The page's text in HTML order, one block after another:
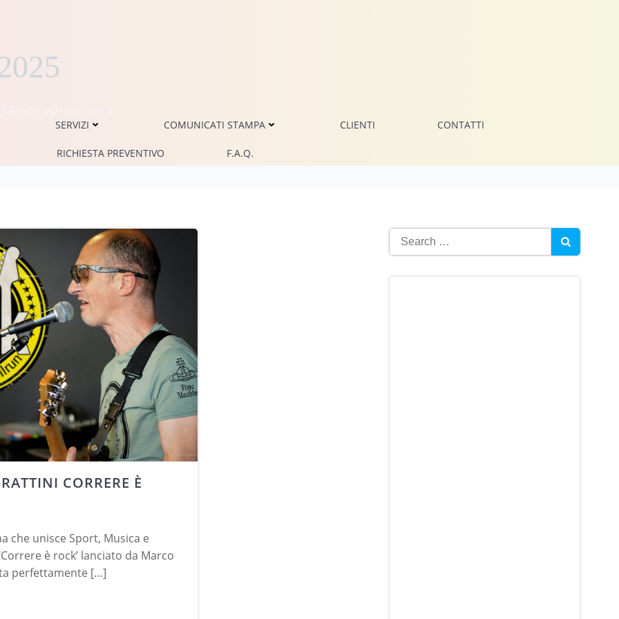
SERVIZI COMUNICATI STAMPA CLIENTI CONTATTI
RICHIESTA PREVENTIVO F.A.Q.
CORRERE È
che unisce Sport, Musica e
è rock’ lanciato da Marco
perfettamente […]
Search
for: